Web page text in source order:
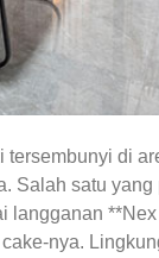
di
Salah satu
langganan
cake-nya.